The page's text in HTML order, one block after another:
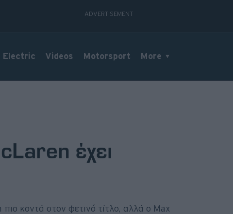
Electric Videos Motorsport More
έχει
κοντά στον φετινό τίτλο, αλλά ο Max